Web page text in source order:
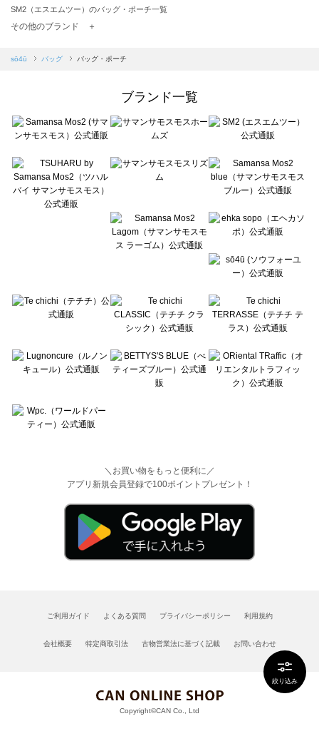
絞り込み
SM2（エスエムツー）のバッグ・ポーチ一覧
Samansa Mos2 blue（サマンサモスモス ブルー）のバッグ・ポーチ一覧
sō4ū（ソウフォーユー）のバッグ・ポーチ一覧
Te chichi（テチチ）のバッグ・ポーチ一覧
Te chichi CLASSIC（テチチ クラシック）のバッグ・ポーチ一覧
Lugnoncure（ルノンキュール）のバッグ・ポーチ一覧
BETTY'S BLUE（べティーズブルー）のバッグ・ポーチ一覧
Wpc.（ワールドパーティー）のバッグ・ポーチ一覧
その他のブランド ＋
sō4ū バッグ バッグ・ポーチ
ブランド一覧
＼お買い物をもっと便利に／
アプリ新規会員登録で100ポイントプレゼント！
ご利用ガイド よくある質問 プライバシーポリシー 利用規約
会社概要 特定商取引法 古物営業法に基づく記載 お問い合わせ
Copyright©CAN Co., Ltd